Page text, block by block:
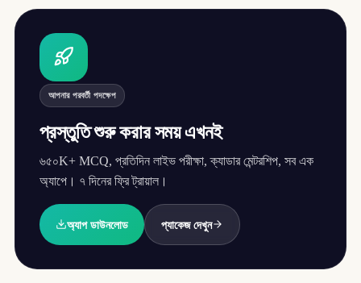
আপনার পরবর্তী পদক্ষেপ
প্রস্তুতি শুরু করার সময় এখনই
৬৫০K+ MCQ, প্রতিদিন লাইভ পরীক্ষা, ক্যাডার মেন্টরশিপ, সব এক
অ্যাপে। ৭ দিনের ফ্রি ট্রায়াল।
অ্যাপ ডাউনলোড প্যাকেজ দেখুন